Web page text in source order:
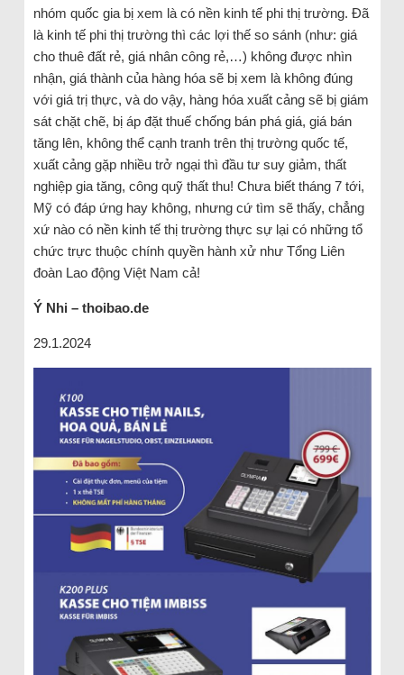
nhóm quốc gia bị xem là có nền kinh tế phi thị trường. Đã
là kinh tế phi thị trường thì các lợi thế so sánh (như: giá
cho thuê đất rẻ, giá nhân công rẻ,…) không được nhìn
nhận, giá thành của hàng hóa sẽ bị xem là không đúng
với giá trị thực, và do vậy, hàng hóa xuất cảng sẽ bị giám
sát chặt chẽ, bị áp đặt thuế chống bán phá giá, giá bán
tăng lên, không thể cạnh tranh trên thị trường quốc tế,
xuất cảng gặp nhiều trở ngại thì đầu tư suy giảm, thất
nghiệp gia tăng, công quỹ thất thu! Chưa biết tháng 7 tới,
Mỹ có đáp ứng hay không, nhưng cứ tìm sẽ thấy, chẳng
xứ nào có nền kinh tế thị trường thực sự lại có những tổ
chức trực thuộc chính quyền hành xử như Tổng Liên
đoàn Lao động Việt Nam cả!
Ý Nhi – thoibao.de
29.1.2024